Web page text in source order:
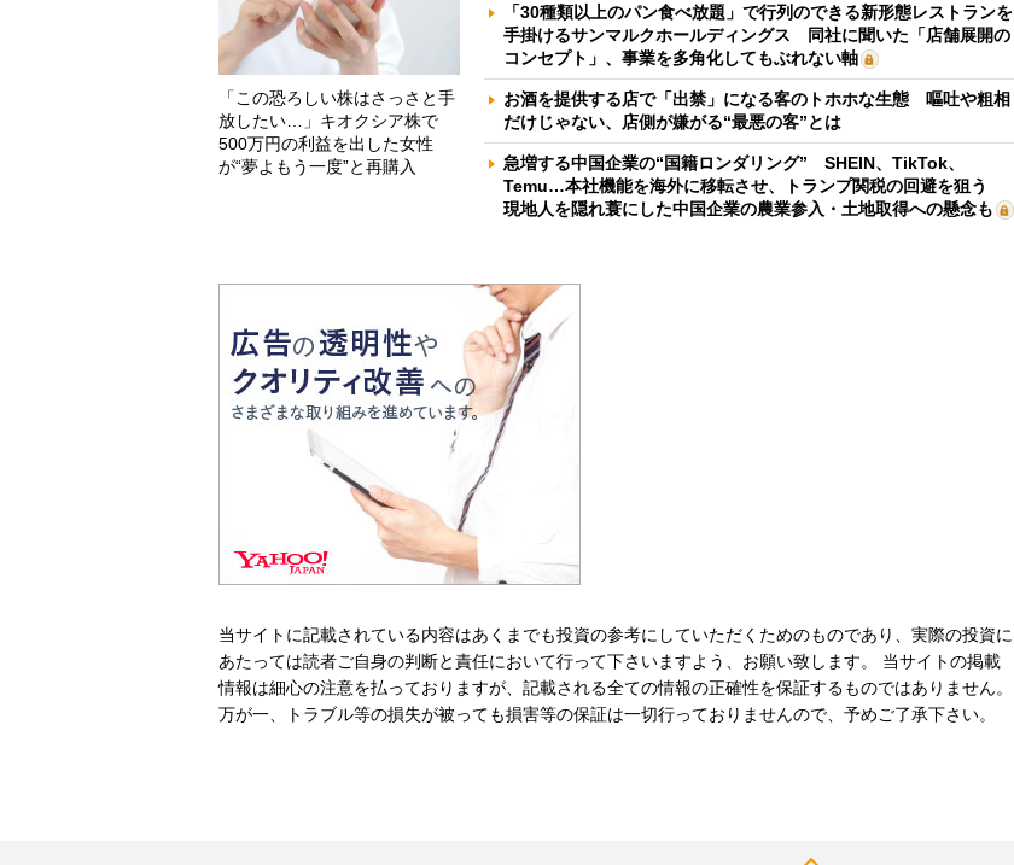
「この恐ろしい株はさっさと手
放したい…」キオクシア株で
500万円の利益を出した女性
が“夢よもう一度”と再購入
「30種類以上のパン食べ放題」で行列のできる新形態レストランを
手掛けるサンマルクホールディングス 同社に聞いた「店舗展開の
コンセプト」、事業を多角化してもぶれない軸
お酒を提供する店で「出禁」になる客のトホホな生態 嘔吐や粗相
だけじゃない、店側が嫌がる“最悪の客”とは
急増する中国企業の“国籍ロンダリング” SHEIN、TikTok、
Temu…本社機能を海外に移転させ、トランプ関税の回避を狙う
現地人を隠れ蓑にした中国企業の農業参入・土地取得への懸念も
当サイトに記載されている内容はあくまでも投資の参考にしていただくためのものであり、実際の投資に
あたっては読者ご自身の判断と責任において行って下さいますよう、お願い致します。 当サイトの掲載
情報は細心の注意を払っておりますが、記載される全ての情報の正確性を保証するものではありません。
万が一、トラブル等の損失が被っても損害等の保証は一切行っておりませんので、予めご了承下さい。